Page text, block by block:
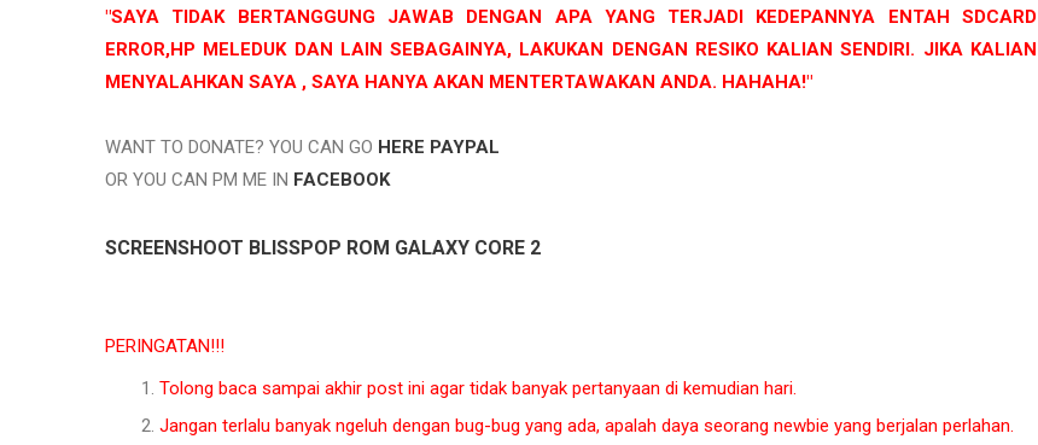
"SAYA TIDAK BERTANGGUNG JAWAB DENGAN APA YANG TERJADI KEDEPANNYA ENTAH SDCARD
ERROR,HP MELEDUK DAN LAIN SEBAGAINYA, LAKUKAN DENGAN RESIKO KALIAN SENDIRI. JIKA KALIAN
MENYALAHKAN SAYA , SAYA HANYA AKAN MENTERTAWAKAN ANDA. HAHAHA!"
WANT TO DONATE? YOU CAN GO HERE PAYPAL
OR YOU CAN PM ME IN FACEBOOK
SCREENSHOOT BLISSPOP ROM GALAXY CORE 2
PERINGATAN!!!
Tolong baca sampai akhir post ini agar tidak banyak pertanyaan di kemudian hari.
Jangan terlalu banyak ngeluh dengan bug-bug yang ada, apalah daya seorang newbie yang berjalan perlahan.